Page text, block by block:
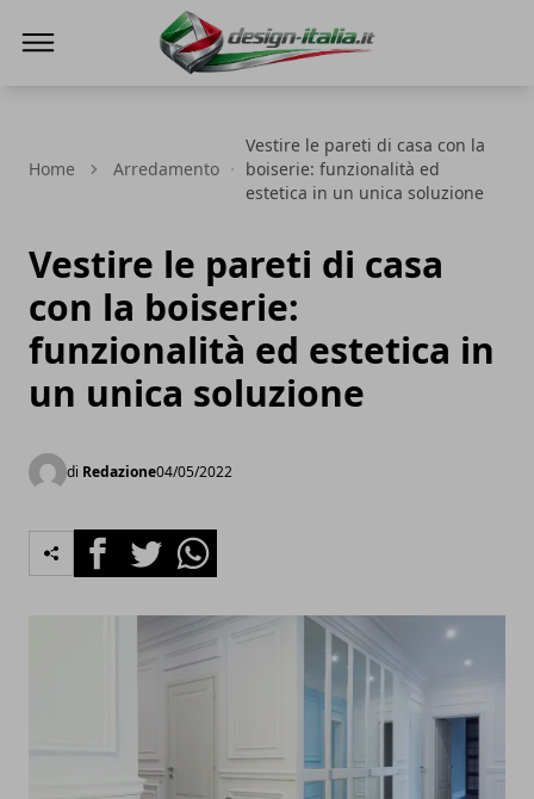
Home Arredamento
Vestire le pareti di casa con la
boiserie: funzionalità ed
estetica in un unica soluzione
Vestire le pareti di casa
con la boiserie:
funzionalità ed estetica in
un unica soluzione
di Redazione04/05/2022
FacebookTwitterWhatsapp